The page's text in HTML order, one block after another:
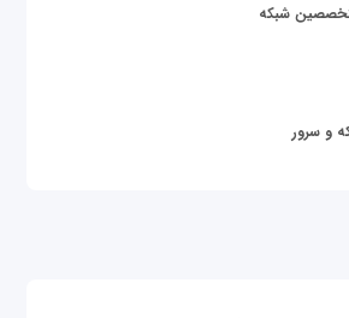
شبکه
و سرور